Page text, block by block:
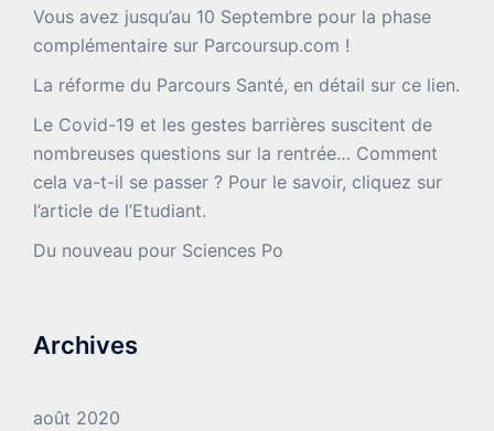
Vous avez jusqu’au 10 Septembre pour la phase
complémentaire sur Parcoursup.com !
La réforme du Parcours Santé, en détail sur ce lien.
Le Covid-19 et les gestes barrières suscitent de
nombreuses questions sur la rentrée… Comment
cela va-t-il se passer ? Pour le savoir, cliquez sur
l’article de l’Etudiant.
Du nouveau pour Sciences Po
Archives
août 2020